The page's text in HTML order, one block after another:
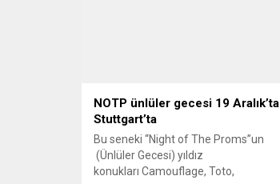
NOTP ünlüler gecesi 19 Aralık’ta
Stuttgart’ta
Bu seneki “Night of The Proms”un
(Ünlüler Gecesi) yıldız
konukları Camouflage, Toto,